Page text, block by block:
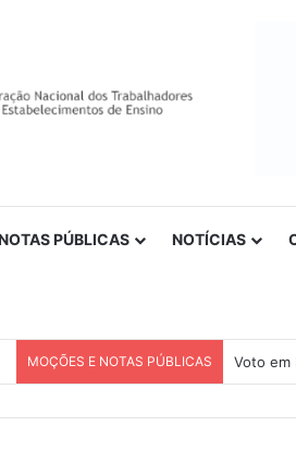
PÚBLICAS NOTÍCIAS
MOÇÕES E NOTAS PÚBLICAS Voto em